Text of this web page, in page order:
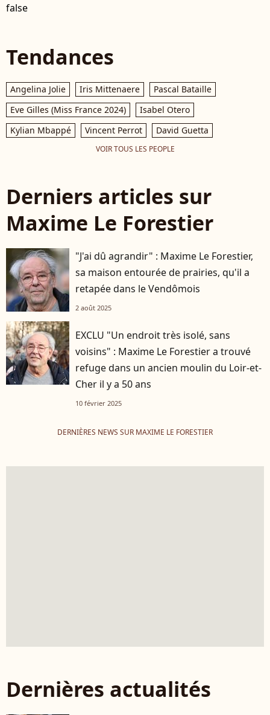
false
Tendances
Angelina Jolie Iris Mittenaere
Pascal Bataille
Eve Gilles (Miss France 2024)
Isabel Otero
Kylian Mbappé
Vincent Perrot David Guetta
VOIR TOUS LES PEOPLE
Derniers articles sur
Maxime Le Forestier
"J'ai dû agrandir" : Maxime Le Forestier,
sa maison entourée de prairies, qu'il a
retapée dans le Vendômois
2 août 2025
EXCLU "Un endroit très isolé, sans
voisins" : Maxime Le Forestier a trouvé
refuge dans un ancien moulin du Loir-et-
Cher il y a 50 ans
10 février 2025
DERNIÈRES NEWS SUR MAXIME LE FORESTIER
Dernières actualités